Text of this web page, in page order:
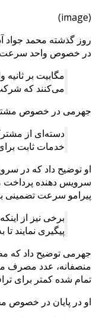
(image)
روز گذشته محمد جواد
در خصوص واحد سرعت و
مگابیت بر
می‌کنند که
جهرمی در خصوص
دسته‌ای از
خدمات ثابت
او توضیح داد که در
سرویس دهنده پرداخت
پیرامو سرعت تضمینی
برخی نیز از
پیگیری نمایند
جهرمی توضیح داد که
منصفانه، عدد مصرف
تمام شده کمتر برای
او در پایان در خصوص